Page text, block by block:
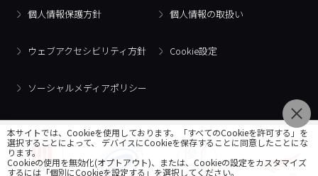
個人情報保護方針 個人情報の取扱い
ウェブアクセシビリティ方針 Cookie設定
ソーシャルメディアポリシー
本サイトでは、Cookieを使用しております。「すべてのCookieを許可する」を
選択することによって、 デバイスにCookieを保存することに同意したことにな
ります。
Cookieの使用を無効化(オプトアウト)、または、Cookieの設定をカスタマイズ
するには「個別にCookieを設定する」を選択してください。